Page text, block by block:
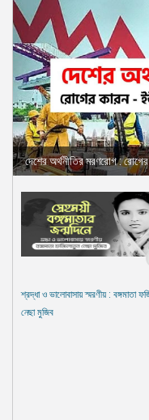
দেশের অর্থনীতির মরণরোগ :
শ্রদ্ধা ও ভালোবাসায় স্মরণীয় : বঙ্গমাতা
নেছা মুজিব